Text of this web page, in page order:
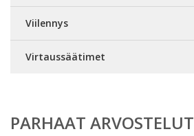
Viilennys
Virtaussäätimet
PARHAAT ARVOSTELUT